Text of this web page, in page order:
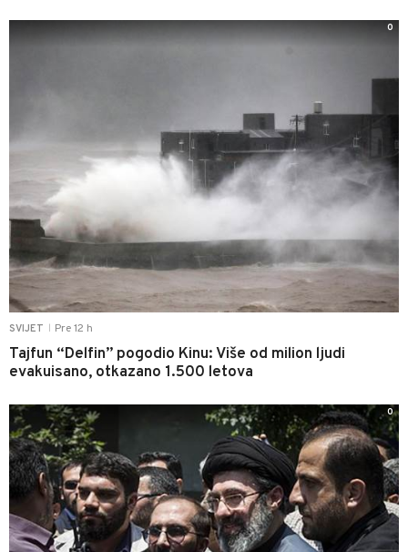
SVIJET Pre 12 h
Tajfun “Delfin” pogodio Kinu: Više od milion ljudi
evakuisano, otkazano 1.500 letova
0
0